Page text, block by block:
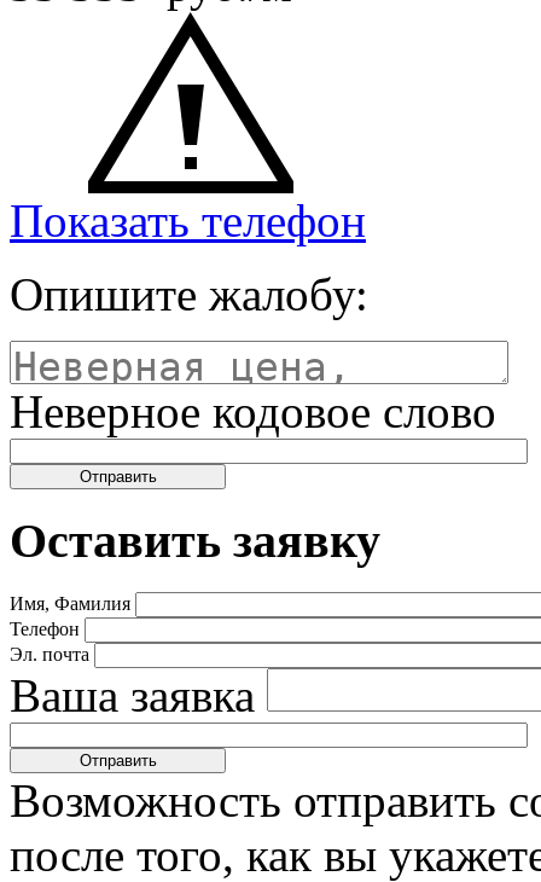
Показать телефон
Опишите жалобу:
Неверное кодовое слово
Оставить заявку
Имя, Фамилия
Телефон
Эл. почта
Ваша заявка
Возможность отправить
после того, как вы